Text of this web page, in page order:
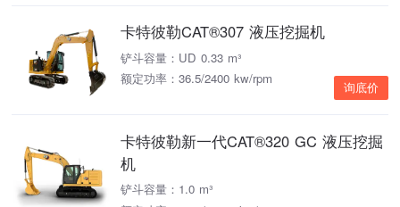
卡特彼勒CAT®307 液压挖掘机
铲斗容量：UD 0.33 m³
额定功率：36.5/2400 kw/rpm
询底价
卡特彼勒新一代CAT®320 GC 液压挖掘
机
铲斗容量：1.0 m³